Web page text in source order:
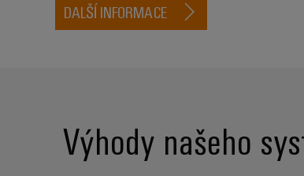
DALŠÍ INFORMACE
Výhody našeho